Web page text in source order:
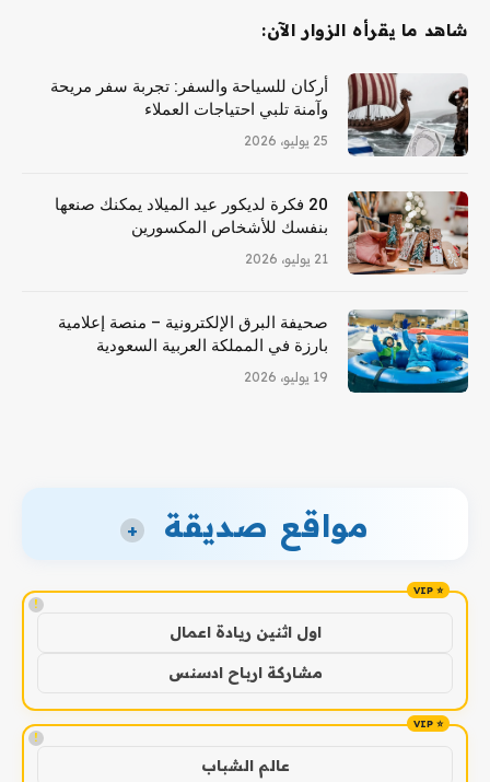
شاهد ما يقرأه الزوار الآن:
أركان للسياحة والسفر: تجربة سفر مريحة
وآمنة تلبي احتياجات العملاء
25 يوليو، 2026
20 فكرة لديكور عيد الميلاد يمكنك صنعها
بنفسك للأشخاص المكسورين
21 يوليو، 2026
صحيفة البرق الإلكترونية – منصة إعلامية
بارزة في المملكة العربية السعودية
19 يوليو، 2026
مواقع صديقة +
!
اول اثنين ريادة اعمال
مشاركة ارباح ادسنس
!
عالم الشباب